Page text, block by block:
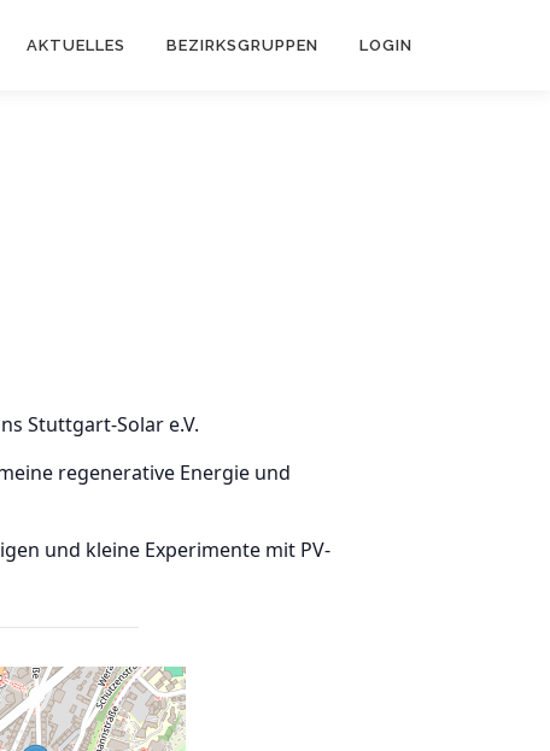
AKTUELLES BEZIRKSGRUPPEN LOGIN
Stuttgart-Solar e.V.
regenerative Energie und
und kleine Experimente mit PV-